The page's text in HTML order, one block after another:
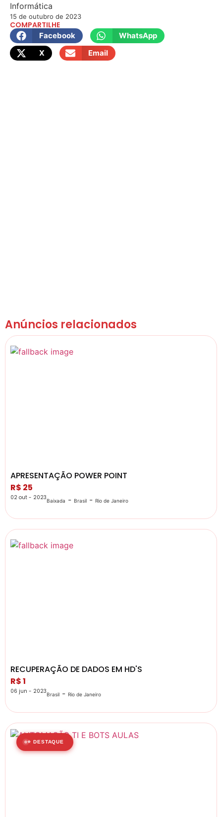
Informática
15 de outubro de 2023
COMPARTILHE
Facebook
WhatsApp
X
Email
Anúncios relacionados
APRESENTAÇÃO POWER POINT
R$ 25
02 out - 2023Baixada - Brasil - Rio de Janeiro
RECUPERAÇÃO DE DADOS EM HD'S
R$ 1
06 jun - 2023Brasil - Rio de Janeiro
⭐ DESTAQUE